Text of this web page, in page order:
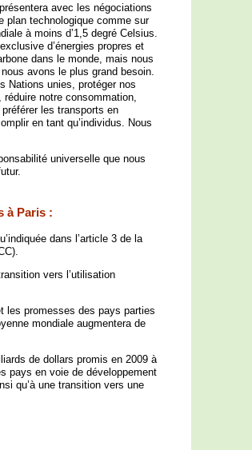
avec les négociations
plan technologique comme sur
à moins d’1,5 degré Celsius.
d’énergies propres et
dans le monde, mais nous
avons le plus grand besoin.
Nations unies, protéger nos
notre consommation,
les transports en
en tant qu’individus. Nous
universelle que nous
à Paris :
dans l’article 3 de la
vers l’utilisation
les promesses des pays parties
mondiale augmentera de
de dollars promis en 2009 à
pays en voie de développement
qu’à une transition vers une